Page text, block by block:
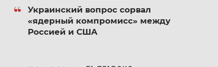
Украинский вопрос сорвал
«ядерный компромисс» между
Россией и США